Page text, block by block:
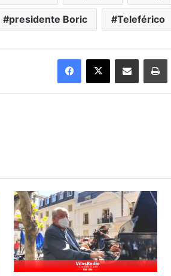
presidente Boric Teleférico
Facebook
X Enviar vía email